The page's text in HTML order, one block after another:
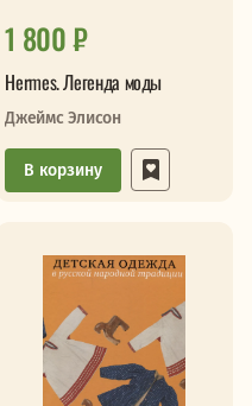
1 800 ₽
Hermes. Легенда моды
Джеймс Элисон
В корзину